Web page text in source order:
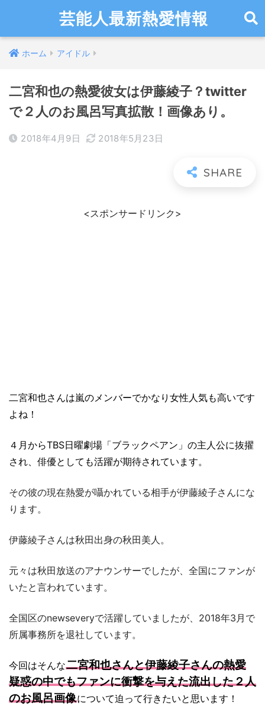
芸能人最新熱愛情報
ホーム アイドル
二宮和也の熱愛彼女は伊藤綾子？twitter
で２人のお風呂写真拡散！画像あり。
2018年4月9日 2018年5月23日
<スポンサードリンク>
二宮和也さんは嵐のメンバーでかなり女性人気も高いです
よね！
４月からTBS日曜劇場「ブラックペアン」の主人公に抜擢
され、俳優としても活躍が期待されています。
その彼の現在熱愛が囁かれている相手が伊藤綾子さんにな
ります。
伊藤綾子さんは秋田出身の秋田美人。
元々は秋田放送のアナウンサーでしたが、全国にファンが
いたと言われています。
全国区のnewseveryで活躍していましたが、2018年3月で
所属事務所を退社しています。
今回はそんな二宮和也さんと伊藤綾子さんの熱愛
疑惑の中でもファンに衝撃を与えた流出した２人
のお風呂画像について迫って行きたいと思います！